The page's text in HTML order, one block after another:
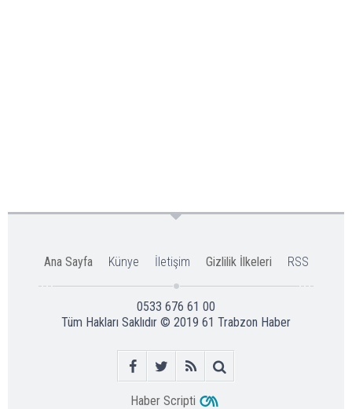
Ana Sayfa Künye İletişim Gizlilik İlkeleri RSS
0533 676 61 00
Tüm Hakları Saklıdır © 2019 61 Trabzon Haber
Haber Scripti